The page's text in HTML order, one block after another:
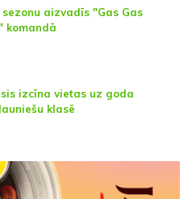
sezonu aizvadīs "Gas Gas
komandā
izcīna vietas uz goda
klasē